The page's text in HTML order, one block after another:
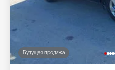
Будущая продажа